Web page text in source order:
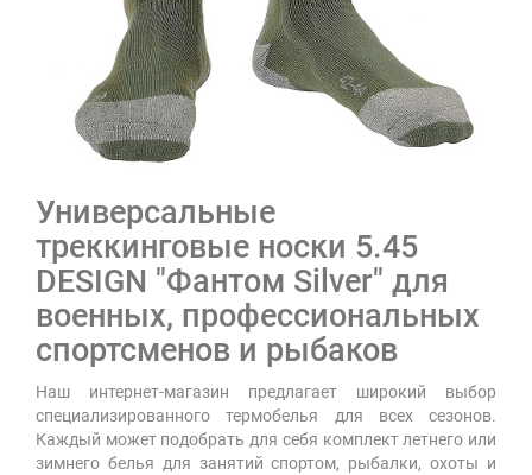
Универсальные
треккинговые носки 5.45
DESIGN "Фантом Silver" для
военных, профессиональных
спортсменов и рыбаков
Наш интернет-магазин предлагает широкий выбор
специализированного термобелья для всех сезонов.
Каждый может подобрать для себя комплект летнего или
зимнего белья для занятий спортом, рыбалки, охоты и